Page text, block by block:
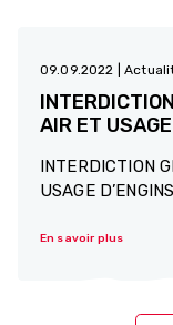
09.09.2022 |
AIR ET
INTERDICTION
USAGE
En savoir plus